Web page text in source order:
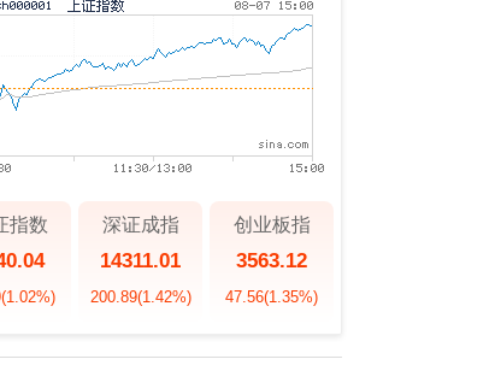
指数
(1.02%)
深证成指
14311.01
200.89(1.42%)
创业板指
3563.12
47.56(1.35%)